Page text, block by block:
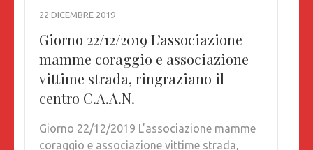
22 DICEMBRE 2019
Giorno 22/12/2019 L’associazione
mamme coraggio e associazione
vittime strada, ringraziano il
centro C.A.A.N.
Giorno 22/12/2019 L’associazione mamme
coraggio e associazione vittime strada,